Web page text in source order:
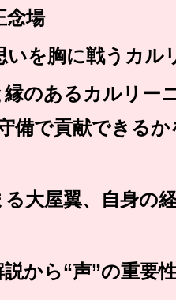
念場
いを胸に戦うカル
のあるカルリー
備で貢献できる
大屋翼、自身の
から“声”の重要